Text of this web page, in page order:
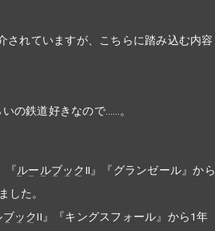
されていますが、こちらに踏み込む内容
の鉄道好きなので……。
『ルールブックII』『グランゼール』から
した。
ブックII』『キングスフォール』から1年